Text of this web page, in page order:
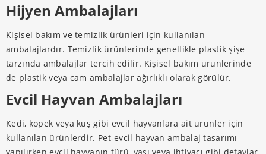
Hijyen Ambalajları
Kişisel bakım ve temizlik ürünleri için kullanılan
ambalajlardır. Temizlik ürünlerinde genellikle plastik şişe
tarzında ambalajlar tercih edilir. Kişisel bakım ürünlerinde
de plastik veya cam ambalajlar ağırlıklı olarak görülür.
Evcil Hayvan Ambalajları
Kedi, köpek veya kuş gibi evcil hayvanlara ait ürünler için
kullanılan ürünlerdir. Pet-evcil hayvan ambalaj tasarımı